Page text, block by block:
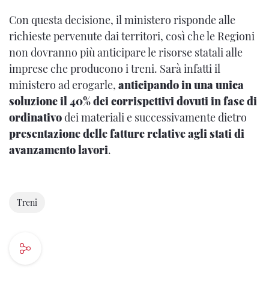
Con questa decisione, il ministero risponde alle
richieste pervenute dai territori, così che le Regioni
non dovranno più anticipare le risorse statali alle
imprese che producono i treni. Sarà infatti il
ministero ad erogarle, anticipando in una unica
soluzione il 40% dei corrispettivi dovuti in fase di
ordinativodei materiali e successivamente dietro
presentazione delle fatture relative agli stati di
avanzamento lavori.
Treni